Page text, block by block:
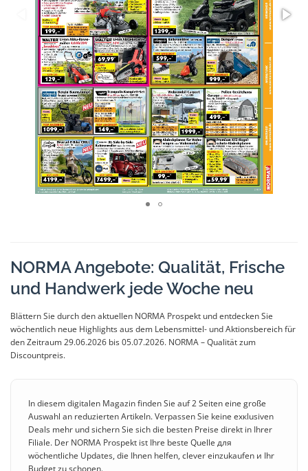
NORMA Angebote: Qualität, Frische
und Handwerk jede Woche neu
Blättern Sie durch den aktuellen NORMA Prospekt und entdecken Sie
wöchentlich neue Highlights aus dem Lebensmittel- und Aktionsbereich für
den Zeitraum 29.06.2026 bis 05.07.2026. NORMA – Qualität zum
Discountpreis.
In diesem digitalen Magazin finden Sie auf 2 Seiten eine große
Auswahl an reduzierten Artikeln. Verpassen Sie keine exкlusiven
Deals mehr und sichern Sie sich die besten Preise direkt in Ihrer
Filiale. Der NORMA Prospekt ist Ihre beste Quelle для
wöchentliche Updates, die Ihnen helfen, clever einzukaufen и Ihr
Budget zu schonen.